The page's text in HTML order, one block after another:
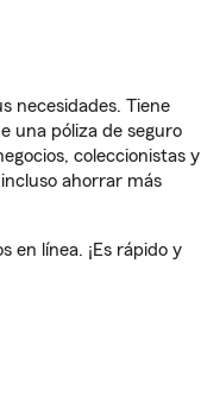
necesidades. Tiene
una póliza de seguro
coleccionistas y
ahorrar más
en línea. ¡Es rápido y